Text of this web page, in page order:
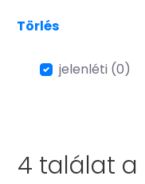
Törlés
jelenléti (0)
4 találat a